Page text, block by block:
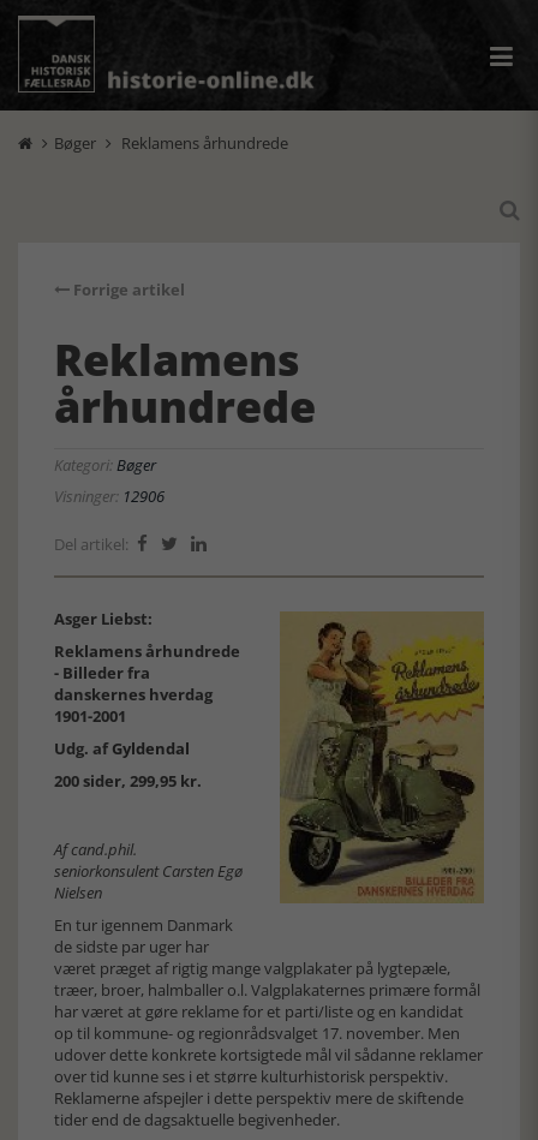
 Bøger  Reklamens århundrede

Forrige artikel
Reklamens
århundrede
Kategori:Bøger
Visninger: 12906
Del artikel:   
Asger Liebst:
Reklamens århundrede
- Billeder fra
danskernes hverdag
1901-2001
Udg. afGyldendal
200 sider, 299,95 kr.
Af cand.phil.
seniorkonsulent Carsten Egø
Nielsen
En tur igennem Danmark
de sidste par uger har
været præget af rigtig mange valgplakater på lygtepæle,
træer, broer, halmballer o.l. Valgplakaternes primære formål
har været at gøre reklame for et parti/liste og en kandidat
op til kommune- og regionrådsvalget 17. november. Men
udover dette konkrete kortsigtede mål vil sådanne reklamer
over tid kunne ses i et større kulturhistorisk perspektiv.
Reklamerne afspejler i dette perspektiv mere de skiftende
tider end de dagsaktuelle begivenheder.